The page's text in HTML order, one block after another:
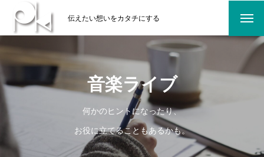
伝えたい想いをカタチにする
音楽ライブ
何かのヒントになったり、
お役に立てることもあるかも。